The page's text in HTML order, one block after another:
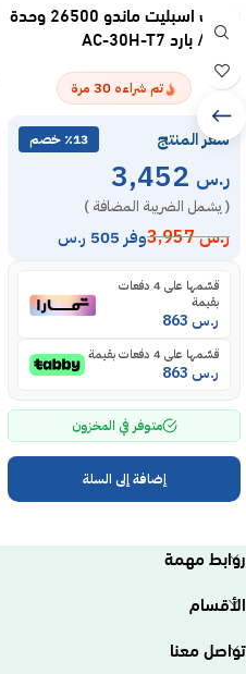
مكيف اسبليت ماندو 26500 وحدة
– حار / بارد AC-30H-T7
تم شراءه 30 مرة
سعر المنتج ٪13 خصم
ر.س
( يشمل الضريبة المضافة )
ر.س3,957 وفر 505 ر.س
قسّمها على 4 دفعات
بقيمة
ر.س
قسّمها على 4 دفعات بقيمة
ر.س
متوفر في المخزون
إضافة إلى السلة
روابط مهمة
الأقسام
تواصل معنا